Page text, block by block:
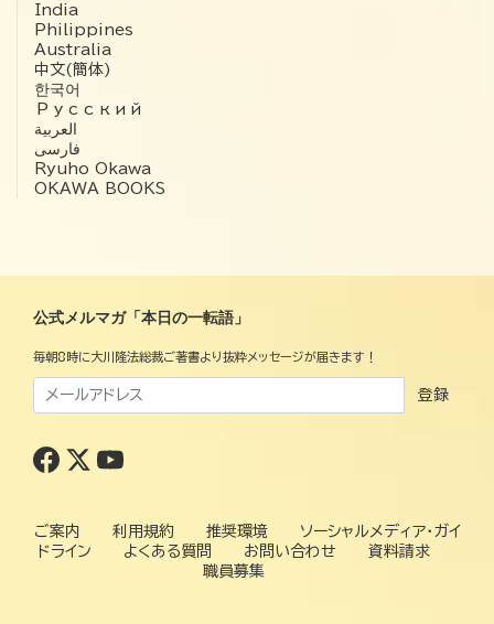
India
Philippines
Australia
中文(簡体)
한국어
Русский
العربية‏
فارسی
Ryuho Okawa
OKAWA BOOKS
公式メルマガ「本日の一転語」
毎朝8時に大川隆法総裁ご著書より抜粋メッセージが届きます！
登録
ご案内 利用規約 推奨環境
ソーシャルメディア・ガイ
ドライン
よくある質問 お問い合わせ
資料請求
職員募集